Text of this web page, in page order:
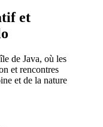
et
de Java, où les
et rencontres
et de la nature